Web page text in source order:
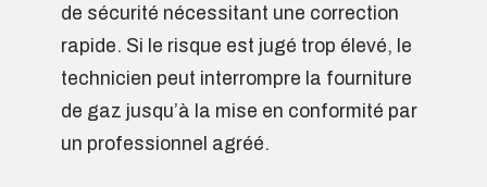
de sécurité nécessitant une correction
rapide. Si le risque est jugé trop élevé, le
technicien peut interrompre la fourniture
de gaz jusqu’à la mise en conformité par
un professionnel agréé.